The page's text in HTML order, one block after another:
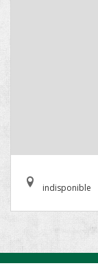
indisponible